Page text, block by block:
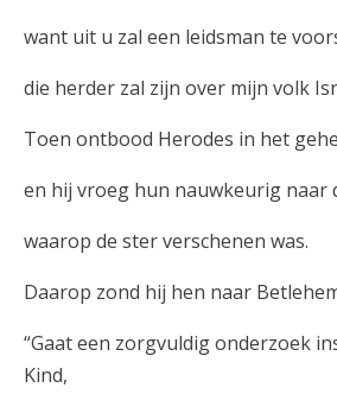
want uit u zal een leidsman te
die herder zal zijn over mijn volk
Toen ontbood Herodes in het
en hij vroeg hun nauwkeurig naar
waarop de ster verschenen was.
Daarop zond hij hen naar
“Gaat een zorgvuldig onderzoek
Kind,